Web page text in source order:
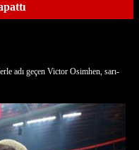
adı geçen Victor Osimhen, sarı-